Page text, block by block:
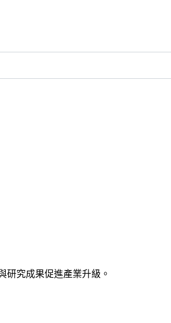
研究成果促進產業升級。